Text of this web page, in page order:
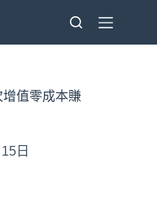
值零成本賺
日